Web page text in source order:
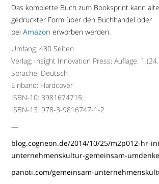
Das komplette Buch zum Booksprint kann
gedruckter Form über den Buchhandel oder
beiAmazon erworben werden.
Umfang: 480 Seiten
Verlag: Insight Innovation Press; Auflage: 1
Sprache: Deutsch
Einband: Hardcover
ISBN-10: 3981674715
ISBN-13: 978-3-9816747-1-2
—
blog.cogneon.de/2014/10/25/m2p012-hr-
unternehmenskultur-gemeinsam-
panoti.com/gemeinsam-